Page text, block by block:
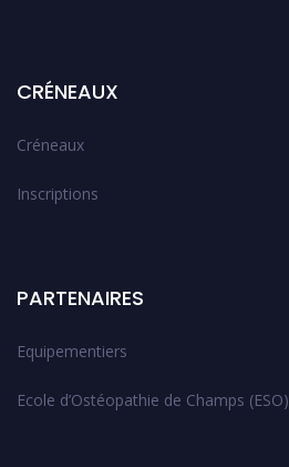
CRÉNEAUX
Créneaux
Inscriptions
PARTENAIRES
Equipementiers
Ecole d’Ostéopathie de Champs (ESO)